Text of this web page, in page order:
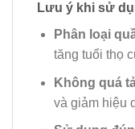
Lưu ý khi sử
Phân loại
tăng tuổi thọ
Không quá
và giảm hiệu